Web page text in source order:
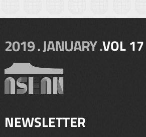
2019 . JANUARY .VOL 17
NEWSLETTER